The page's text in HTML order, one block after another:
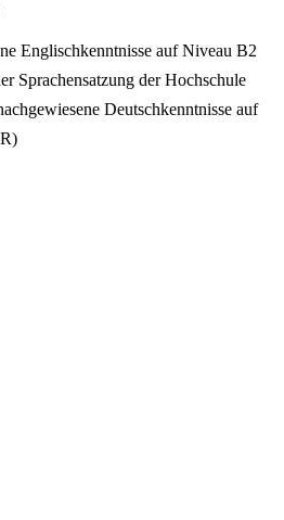
Englischkenntnisse auf Niveau B2
Sprachensatzung der Hochschule
Deutschkenntnisse auf